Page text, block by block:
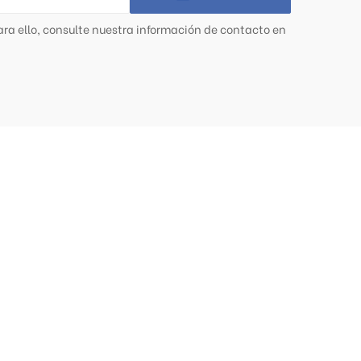
ello, consulte nuestra información de contacto en